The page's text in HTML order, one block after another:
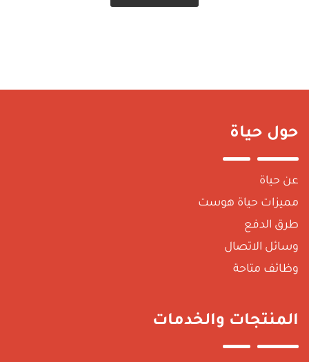
حول حياة
عن حياة
مميزات حياة هوست
طرق الدفع
وسائل الاتصال
وظائف متاحة
المنتجات والخدمات